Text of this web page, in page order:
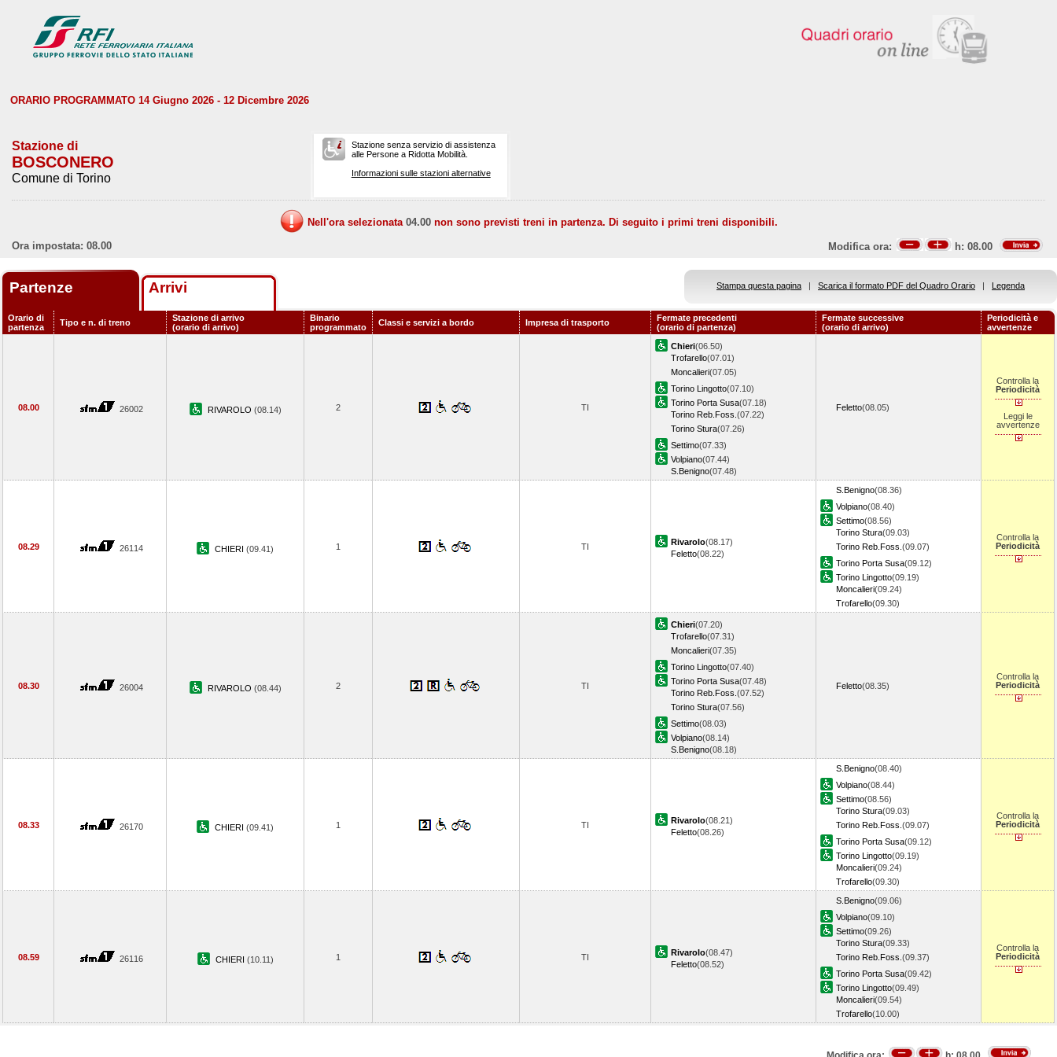
ORARIO PROGRAMMATO 14 Giugno 2026 - 12 Dicembre 2026
Stazione di
BOSCONERO
Comune di Torino
Stazione senza servizio di assistenza
alle Persone a Ridotta Mobilità.
Informazioni sulle stazioni alternative
Nell'ora selezionata 04.00 non sono previsti treni in partenza. Di seguito i primi treni disponibili.
Ora impostata: 08.00
Modifica ora: h: 08.00
Partenze Arrivi Stampa questa pagina | Scarica il formato PDF del Quadro Orario | Legenda
Orario di
partenza
Tipo e n. di treno
Stazione di arrivo
(orario di arrivo)
Binario
programmato
Classi e servizi a bordo Impresa di trasporto
Fermate precedenti
(orario di partenza)
Fermate successive
(orario di arrivo)
Periodicità e
avvertenze
08.00 26002 RIVAROLO (08.14) 2 TI
Chieri(06.50)
Trofarello(07.01)
Moncalieri(07.05)
Torino Lingotto(07.10)
Torino Porta Susa(07.18)
Torino Reb.Foss. (07.22)
Torino Stura(07.26)
Settimo(07.33)
Volpiano(07.44)
S.Benigno(07.48)
Feletto(08.05)
Controlla la
Periodicità
Leggi le
avvertenze
08.29 26114 CHIERI (09.41) 1 TI Rivarolo(08.17)
Feletto(08.22)
S.Benigno(08.36)
Volpiano(08.40)
Settimo(08.56)
Torino Stura(09.03)
Torino Reb.Foss. (09.07)
Torino Porta Susa(09.12)
Torino Lingotto(09.19)
Moncalieri(09.24)
Trofarello(09.30)
Controlla la
Periodicità
08.30 26004 RIVAROLO (08.44) 2 TI
Chieri(07.20)
Trofarello(07.31)
Moncalieri(07.35)
Torino Lingotto(07.40)
Torino Porta Susa(07.48)
Torino Reb.Foss. (07.52)
Torino Stura(07.56)
Settimo(08.03)
Volpiano(08.14)
S.Benigno(08.18)
Feletto(08.35)
Controlla la
Periodicità
08.33 26170 CHIERI (09.41) 1 TI Rivarolo(08.21)
Feletto(08.26)
S.Benigno(08.40)
Volpiano(08.44)
Settimo(08.56)
Torino Stura(09.03)
Torino Reb.Foss. (09.07)
Torino Porta Susa(09.12)
Torino Lingotto(09.19)
Moncalieri(09.24)
Trofarello(09.30)
Controlla la
Periodicità
08.59 26116 CHIERI (10.11) 1 TI Rivarolo(08.47)
Feletto(08.52)
S.Benigno(09.06)
Volpiano(09.10)
Settimo(09.26)
Torino Stura(09.33)
Torino Reb.Foss. (09.37)
Torino Porta Susa(09.42)
Torino Lingotto(09.49)
Moncalieri(09.54)
Trofarello(10.00)
Controlla la
Periodicità